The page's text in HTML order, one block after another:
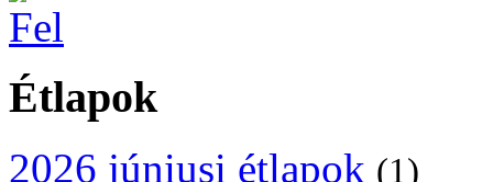
Étlapok
2026 júniusi étlapok (1)